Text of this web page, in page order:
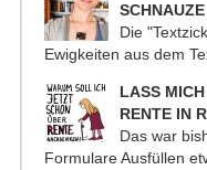
SCHNAUZE
Die
Ewigkeiten aus dem
LASS MICH
ENTE IN
Das war
Formulare Ausfüllen